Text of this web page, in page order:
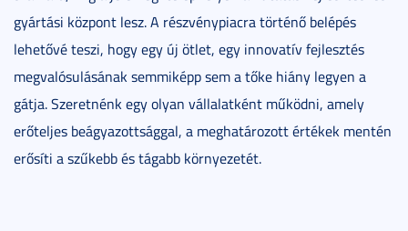
gyártási központ lesz. A részvénypiacra történő belépés
lehetővé teszi, hogy egy új ötlet, egy innovatív fejlesztés
megvalósulásának semmiképp sem a tőke hiány legyen a
gátja. Szeretnénk egy olyan vállalatként működni, amely
erőteljes beágyazottsággal, a meghatározott értékek mentén
erősíti a szűkebb és tágabb környezetét.